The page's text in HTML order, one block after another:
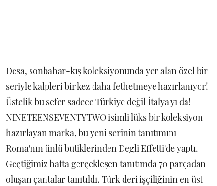
Desa, sonbahar-kış koleksiyonunda yer alan özel bir
seriyle kalpleri bir kez daha fethetmeye hazırlanıyor!
Üstelik bu sefer sadece Türkiye değil İtalya'yı da!
NINETEENSEVENTYTWO isimli lüks bir koleksiyon
hazırlayan marka, bu yeni serinin tanıtımını
Roma'nın ünlü butiklerinden Degli Effetti'de yaptı.
Geçtiğimiz hafta gerçekleşen tanıtımda 70 parçadan
oluşan çantalar tanıtıldı. Türk deri işçiliğinin en üst